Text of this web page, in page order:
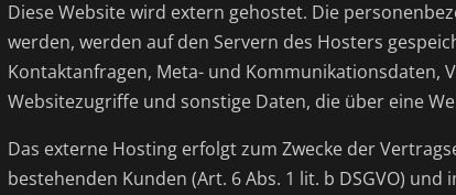
Diese Website wird extern gehostet. Die
werden, werden auf den Servern des Hosters
Kontaktanfragen, Meta- und Kommunikationsdaten,
Websitezugriffe und sonstige Daten, die über eine
Das externe Hosting erfolgt zum Zwecke der
bestehenden Kunden (Art. 6 Abs. 1 lit. b DSGVO)